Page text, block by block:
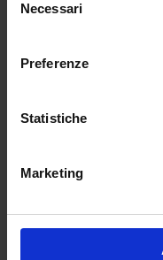
delNecessari
Preferenze
Statistiche
Marketing
Storia, arte e